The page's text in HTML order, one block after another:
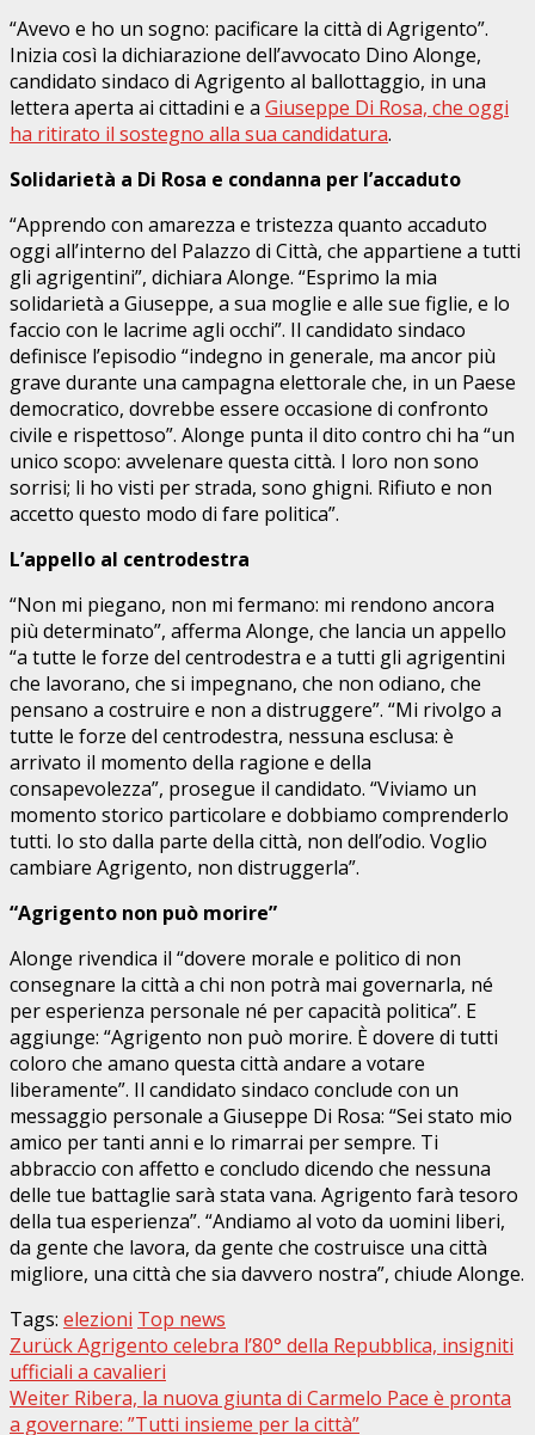
WhatsApp
“Avevo e ho un sogno: pacificare la città di Agrigento”.
Inizia così la dichiarazione dell’avvocato Dino Alonge,
candidato sindaco di Agrigento al ballottaggio, in una
lettera aperta ai cittadini e a Giuseppe Di Rosa, che oggi
ha ritirato il sostegno alla sua candidatura.
Solidarietà a Di Rosa e condanna per l’accaduto
“Apprendo con amarezza e tristezza quanto accaduto
oggi all’interno del Palazzo di Città, che appartiene a tutti
gli agrigentini”, dichiara Alonge. “Esprimo la mia
solidarietà a Giuseppe, a sua moglie e alle sue figlie, e lo
faccio con le lacrime agli occhi”. Il candidato sindaco
definisce l’episodio “indegno in generale, ma ancor più
grave durante una campagna elettorale che, in un Paese
democratico, dovrebbe essere occasione di confronto
civile e rispettoso”. Alonge punta il dito contro chi ha “un
unico scopo: avvelenare questa città. I loro non sono
sorrisi; li ho visti per strada, sono ghigni. Rifiuto e non
accetto questo modo di fare politica”.
L’appello al centrodestra
“Non mi piegano, non mi fermano: mi rendono ancora
più determinato”, afferma Alonge, che lancia un appello
“a tutte le forze del centrodestra e a tutti gli agrigentini
che lavorano, che si impegnano, che non odiano, che
pensano a costruire e non a distruggere”. “Mi rivolgo a
tutte le forze del centrodestra, nessuna esclusa: è
arrivato il momento della ragione e della
consapevolezza”, prosegue il candidato. “Viviamo un
momento storico particolare e dobbiamo comprenderlo
tutti. Io sto dalla parte della città, non dell’odio. Voglio
cambiare Agrigento, non distruggerla”.
“Agrigento non può morire”
Alonge rivendica il “dovere morale e politico di non
consegnare la città a chi non potrà mai governarla, né
per esperienza personale né per capacità politica”. E
aggiunge: “Agrigento non può morire. È dovere di tutti
coloro che amano questa città andare a votare
liberamente”. Il candidato sindaco conclude con un
messaggio personale a Giuseppe Di Rosa: “Sei stato mio
amico per tanti anni e lo rimarrai per sempre. Ti
abbraccio con affetto e concludo dicendo che nessuna
delle tue battaglie sarà stata vana. Agrigento farà tesoro
della tua esperienza”. “Andiamo al voto da uomini liberi,
da gente che lavora, da gente che costruisce una città
migliore, una città che sia davvero nostra”, chiude Alonge.
Tags: elezioni Top news
Beitragsnavigation
ZurückAgrigento celebra l’80° della Repubblica, insigniti
ufficiali a cavalieri
Weiter Ribera, la nuova giunta di Carmelo Pace è pronta
a governare: ”Tutti insieme per la città”